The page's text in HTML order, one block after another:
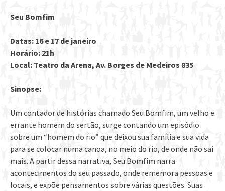
Seu Bomfim
Datas: 16 e 17 de janeiro
Horário: 21h
Local: Teatro da Arena, Av. Borges de Medeiros 835
Sinopse:
Um contador de histórias chamado Seu Bomfim, um velho e
errante homem do sertão, surge contando um episódio
sobre um “homem do rio” que deixou sua família e sua vida
para se colocar numa canoa, no meio do rio, de onde não sai
mais. A partir dessa narrativa, Seu Bomfim narra
acontecimentos do seu passado, onde rememora pessoas e
locais, e expõe pensamentos sobre várias questões. Suas